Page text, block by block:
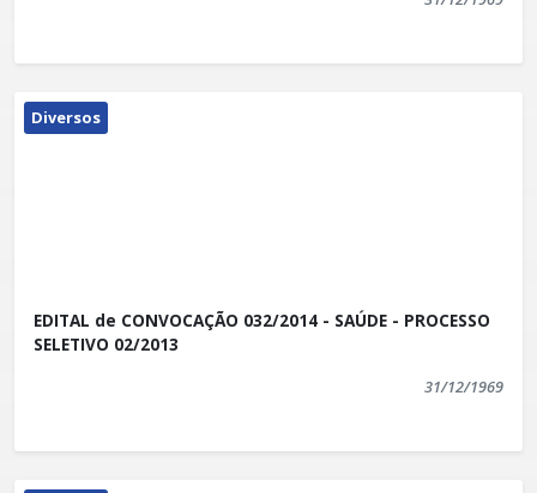
Diversos
EDITAL de CONVOCAÇÃO 032/2014 - SAÚDE - PROCESSO
SELETIVO 02/2013
31/12/1969